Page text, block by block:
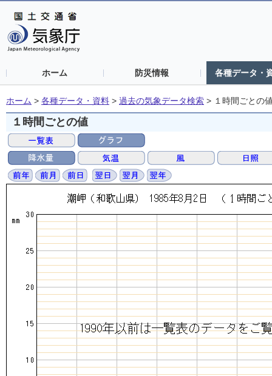
ホーム 防災情報 各種データ・
ホーム > 各種データ・資料 > 過去の気象データ検索 > １時間ごとの
１時間ごとの値